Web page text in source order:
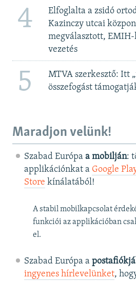
4
Elfoglalta a zsidó
Kazinczy utcai
megválasztott,
vezetés
5
MTVA szerkesztő: Itt
összefogást
Maradjon velünk!
Szabad Európa a mobilján:
applikációnkat a Google
Store kínálatából!
A stabil mobilkapcsolat
funkciói az applikációban
el.
Szabad Európa a
ingyenes hírlevelünket,